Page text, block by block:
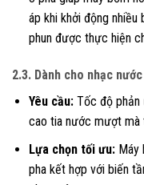
áp khi khởi động
phun được thực hiện
2.3. Dành cho nhạc
Yêu cầu: Tốc độ phản
cao tia nước mượt mà
Lựa chọn tối ưu:Máy
pha kết hợp với biến